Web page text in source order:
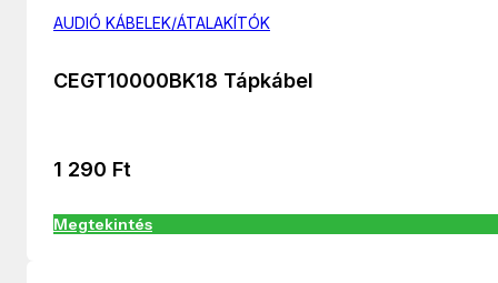
AUDIÓ KÁBELEK/ÁTALAKÍTÓK
CEGT10000BK18 Tápkábel
1 290 Ft
Megtekintés